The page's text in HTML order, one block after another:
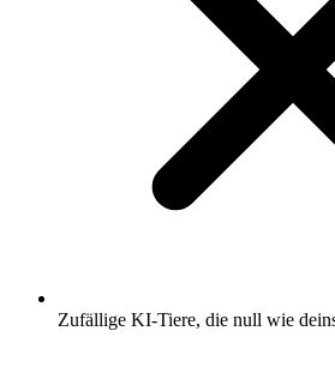
Zufällige KI-Tiere, die null wie